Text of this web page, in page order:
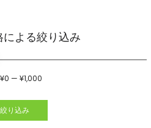
による絞り込み
絞り込み
¥0 — ¥1,000